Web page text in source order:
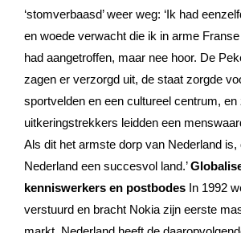
‘stomverbaasd’ weer weg: ‘Ik had
en woede verwacht die ik in arme
had aangetroffen, maar nee hoor. De
zagen er verzorgd uit, de staat zorgde
sportvelden en een cultureel centrum, en
uitkeringstrekkers leidden een
Als dit het armste dorp van Nederland is,
Nederland een succesvol land.’
kenniswerkers en postbodes In 1992
verstuurd en bracht Nokia zijn eerste